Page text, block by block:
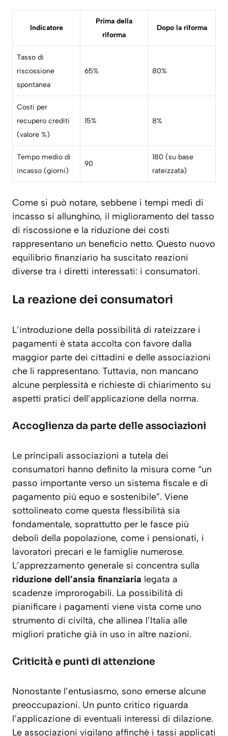
Indicatore
Prima della
riforma
Dopo la riforma
Tasso di
riscossione
spontanea
65% 80%
Costi per
recupero crediti
(valore %)
15% 8%
Tempo medio di
incasso (giorni)
90
180 (su base
rateizzata)
Come si può notare, sebbene i tempi medi di
incasso si allunghino, il miglioramento del tasso
di riscossione e la riduzione dei costi
rappresentano un beneficio netto. Questo nuovo
equilibrio finanziario ha suscitato reazioni
diverse tra i diretti interessati: i consumatori.
La reazione dei consumatori
L’introduzione della possibilità di rateizzare i
pagamenti è stata accolta con favore dalla
maggior parte dei cittadini e delle associazioni
che li rappresentano. Tuttavia, non mancano
alcune perplessità e richieste di chiarimento su
aspetti pratici dell’applicazione della norma.
Accoglienza da parte delle associazioni
Le principali associazioni a tutela dei
consumatori hanno definito la misura come “un
passo importante verso un sistema fiscale e di
pagamento più equo e sostenibile”. Viene
sottolineato come questa flessibilità sia
fondamentale, soprattutto per le fasce più
deboli della popolazione, come i pensionati, i
lavoratori precari e le famiglie numerose.
L’apprezzamento generale si concentra sulla
riduzione dell’ansia finanziaria legata a
scadenze improrogabili. La possibilità di
pianificare i pagamenti viene vista come uno
strumento di civiltà, che allinea l’Italia alle
migliori pratiche già in uso in altre nazioni.
Criticità e punti di attenzione
Nonostante l’entusiasmo, sono emerse alcune
preoccupazioni. Un punto critico riguarda
l’applicazione di eventuali interessi di dilazione.
Le associazioni vigilano affinché i tassi applicati